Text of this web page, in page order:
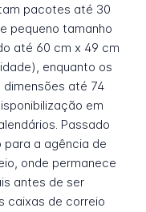
pacotes até 30
pequeno tamanho
até 60 cm x 49 cm
enquanto os
até 74
em
Passado
a agência de
onde permanece
antes de ser
caixas de correio